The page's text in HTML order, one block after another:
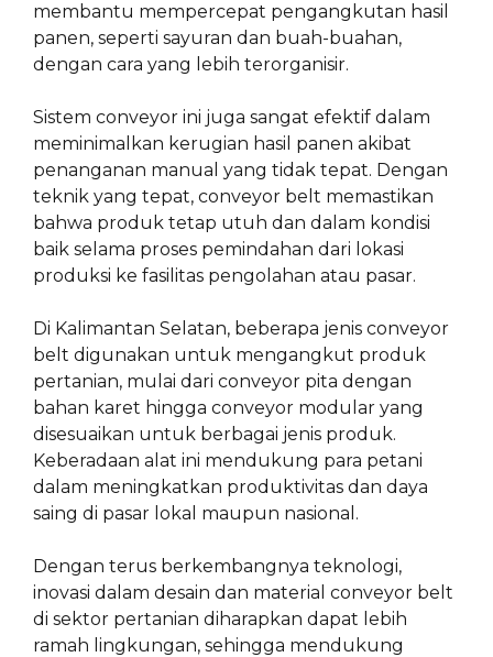
membantu mempercepat pengangkutan hasil
panen, seperti sayuran dan buah-buahan,
dengan cara yang lebih terorganisir.
Sistem conveyor ini juga sangat efektif dalam
meminimalkan kerugian hasil panen akibat
penanganan manual yang tidak tepat. Dengan
teknik yang tepat, conveyor belt memastikan
bahwa produk tetap utuh dan dalam kondisi
baik selama proses pemindahan dari lokasi
produksi ke fasilitas pengolahan atau pasar.
Di Kalimantan Selatan, beberapa jenis conveyor
belt digunakan untuk mengangkut produk
pertanian, mulai dari conveyor pita dengan
bahan karet hingga conveyor modular yang
disesuaikan untuk berbagai jenis produk.
Keberadaan alat ini mendukung para petani
dalam meningkatkan produktivitas dan daya
saing di pasar lokal maupun nasional.
Dengan terus berkembangnya teknologi,
inovasi dalam desain dan material conveyor belt
di sektor pertanian diharapkan dapat lebih
ramah lingkungan, sehingga mendukung